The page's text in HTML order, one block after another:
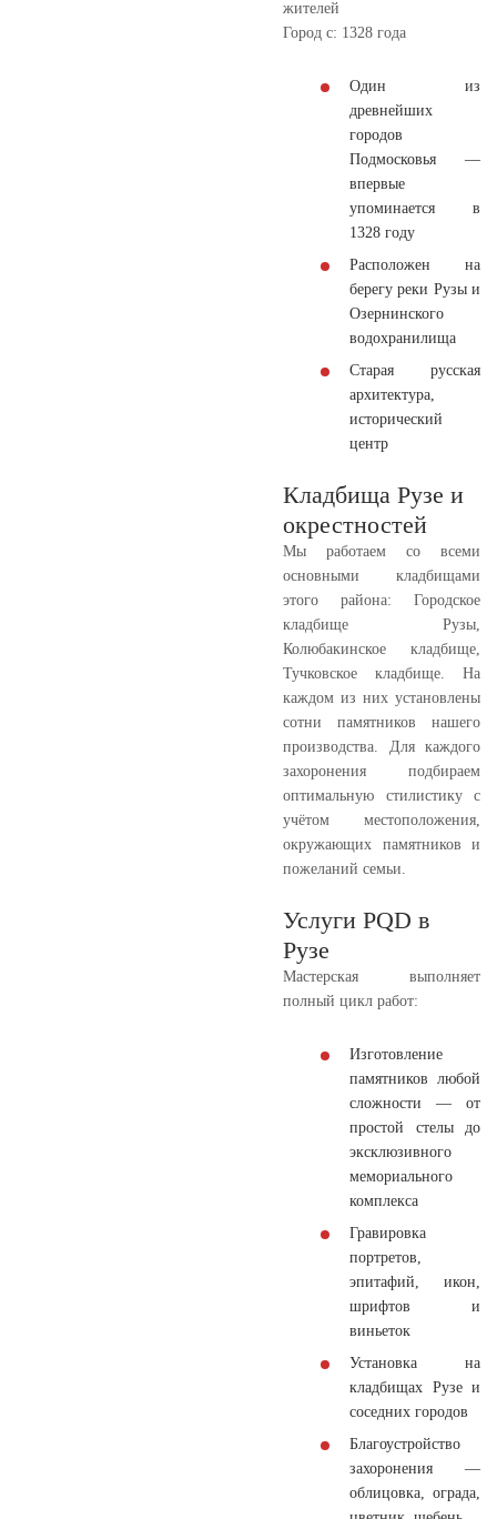
жителей
Город с: 1328 года
Один из
древнейших
городов
Подмосковья —
впервые
упоминается в
1328 году
Расположен на
берегу реки Рузы и
Озернинского
водохранилища
Старая русская
архитектура,
исторический
центр
Кладбища Рузе и
окрестностей
Мы работаем со всеми
основными кладбищами
этого района: Городское
кладбище Рузы,
Колюбакинское кладбище,
Тучковское кладбище. На
каждом из них установлены
сотни памятников нашего
производства. Для каждого
захоронения подбираем
оптимальную стилистику с
учётом местоположения,
окружающих памятников и
пожеланий семьи.
Услуги PQD в
Рузе
Мастерская выполняет
полный цикл работ:
Изготовление
памятников любой
сложности — от
простой стелы до
эксклюзивного
мемориального
комплекса
Гравировка
портретов,
эпитафий, икон,
шрифтов и
виньеток
Установка на
кладбищах Рузе и
соседних городов
Благоустройство
захоронения —
облицовка, ограда,